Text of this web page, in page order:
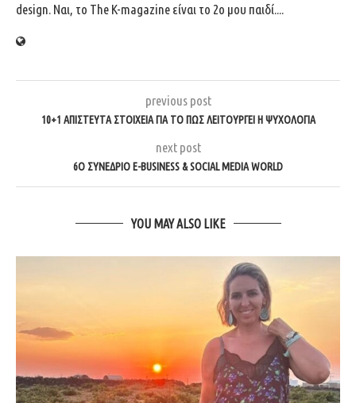
design. Ναι, το The K-magazine είναι το 2ο μου παιδί....
previous post
10+1 ΑΠΊΣΤΕΥΤΑ ΣΤΟΙΧΕΊΑ ΓΙΑ ΤΟ ΠΏΣ ΛΕΙΤΟΥΡΓΕΊ Η ΨΥΧΟΛΟΓΊΑ
next post
6Ο ΣΥΝΕΔΡΙΟ E-BUSINESS & SOCIAL MEDIA WORLD
YOU MAY ALSO LIKE